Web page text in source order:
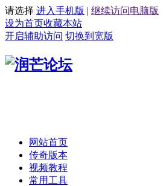
请选择 进入手机版 | 继续访问电脑版
设为首页收藏本站
开启辅助访问 切换到宽版
网站首页
传奇版本
视频教程
常用工具